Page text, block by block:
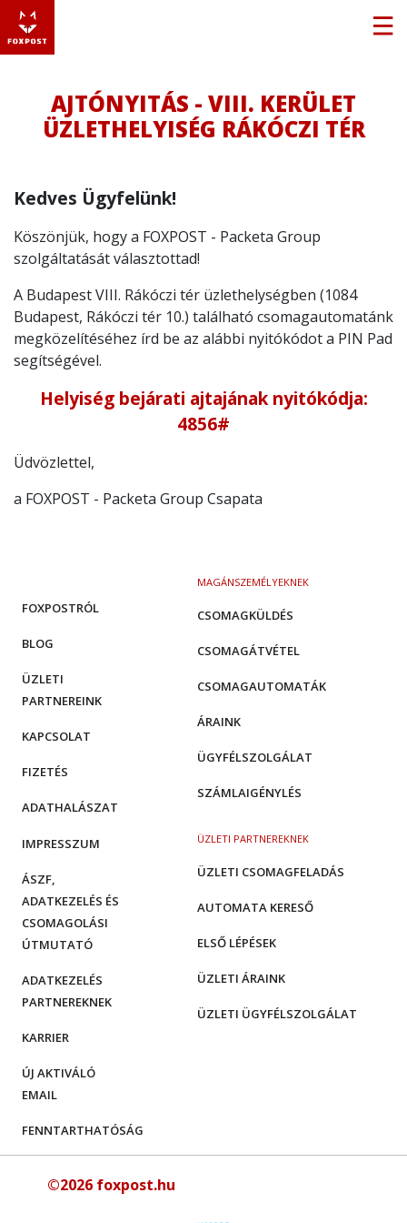
AJTÓNYITÁS - VIII. KERÜLET
ÜZLETHELYISÉG RÁKÓCZI TÉR
Kedves Ügyfelünk!
Köszönjük, hogy a FOXPOST - Packeta Group
szolgáltatását választottad!
A Budapest VIII. Rákóczi tér üzlethelységben (1084
Budapest, Rákóczi tér 10.) található csomagautomatánk
megközelítéséhez írd be az alábbi nyitókódot a PIN Pad
segítségével.
Helyiség bejárati ajtajának nyitókódja:
4856#
Üdvözlettel,
a FOXPOST - Packeta Group Csapata
MAGÁNSZEMÉLYEKNEK
CSOMAGKÜLDÉS
CSOMAGÁTVÉTEL
CSOMAGAUTOMATÁK
ÁRAINK
ÜGYFÉLSZOLGÁLAT
SZÁMLAIGÉNYLÉS
ÜZLETI PARTNEREKNEK
ÜZLETI CSOMAGFELADÁS
AUTOMATA KERESŐ
ELSŐ LÉPÉSEK
ÜZLETI ÁRAINK
ÜZLETI ÜGYFÉLSZOLGÁLAT
FOXPOSTRÓL
BLOG
ÜZLETI
PARTNEREINK
KAPCSOLAT
FIZETÉS
ADATHALÁSZAT
IMPRESSZUM
ÁSZF,
ADATKEZELÉS ÉS
CSOMAGOLÁSI
ÚTMUTATÓ
ADATKEZELÉS
PARTNEREKNEK
KARRIER
ÚJ AKTIVÁLÓ
EMAIL
FENNTARTHATÓSÁG
©2026 foxpost.hu